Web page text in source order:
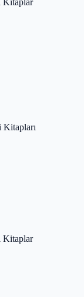
Kitaplar
Kitaplar